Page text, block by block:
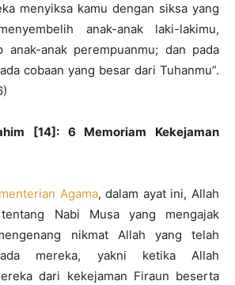
menyiksa kamu dengan siksa yang
anak-anak laki-lakimu,
anak-anak perempuanmu; dan pada
cobaan yang besar dari Tuhanmu”.
[14]: 6 Memoriam Kekejaman
Agama, dalam ayat ini, Allah
nikmat Allah yang telah
mereka, yakni ketika Allah
dari kekejaman Firaun beserta